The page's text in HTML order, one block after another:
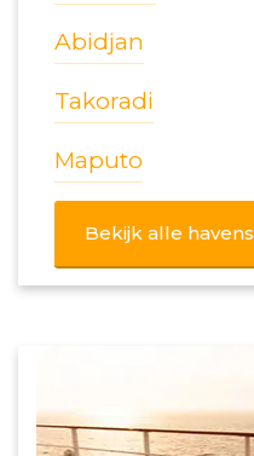
Abidjan
Takoradi
Maputo
Bekijk alle havens